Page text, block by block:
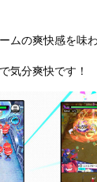
の爽快感を味
気分爽快です！